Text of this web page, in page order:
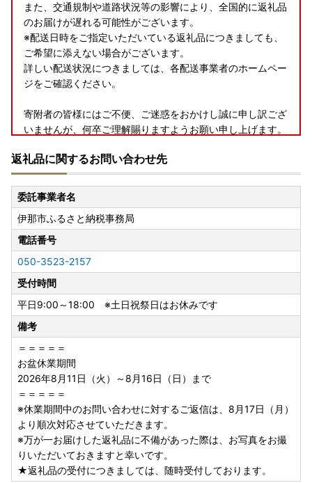
また、交通規制や道路状況等の影響により、全国的に返礼品
のお届けが遅れる可能性がございます。
※配送日時をご指定いただいている返礼品につきましても、
ご希望に添えない場合がございます。
詳しい配送状況につきましては、各配送事業者のホームペー
ジをご確認ください。
寄附者の皆様にはご不便、ご迷惑をおかけし誠に申し訳ござ
いませんが、何卒ご理解賜りますようお願い申し上げます。
■お盆休業期間のご案内～ふるさと納税・返礼品のお問い合
わせについて～
＝＝＝＝＝
お盆休業期間
2026年8月11日（火）～8月16日（日）まで
＝＝＝＝＝
※休業期間中のお問い合わせに対するご返信は、8月17日
（月）より順次対応させていただきます。
撮りいただいておきますと幸いです。
返礼品に関するお問い合わせ先
委託事業者名
伊那市ふるさと納税事務局
電話番号
050-3523-2157
受付時間
平日9:00～18:00 ※土日祝祭日はお休みです
備考
＝＝＝＝＝
お盆休業期間
2026年8月11日（火）～8月16日（日）まで
＝＝＝＝＝
※休業期間中のお問い合わせに対するご返信は、8月17日（月）
より順次対応させていただきます。
※万が一お届けした返礼品に不備があった際は、お写真をお撮
りいただいておきますと幸いです。
★返礼品の受付につきましては、随時受付しております。